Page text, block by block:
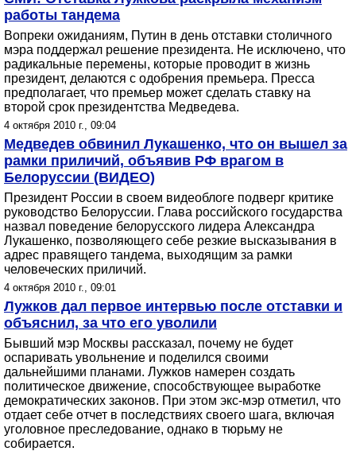
работы тандема
Вопреки ожиданиям, Путин в день отставки столичного
мэра поддержал решение президента. Не исключено, что
радикальные перемены, которые проводит в жизнь
президент, делаются с одобрения премьера. Пресса
предполагает, что премьер может сделать ставку на
второй срок президентства Медведева.
4 октября 2010 г., 09:04
Медведев обвинил Лукашенко, что он вышел за
рамки приличий, объявив РФ врагом в
Белоруссии (ВИДЕО)
Президент России в своем видеоблоге подверг критике
руководство Белоруссии. Глава российского государства
назвал поведение белорусского лидера Александра
Лукашенко, позволяющего себе резкие высказывания в
адрес правящего тандема, выходящим за рамки
человеческих приличий.
4 октября 2010 г., 09:01
Лужков дал первое интервью после отставки и
объяснил, за что его уволили
Бывший мэр Москвы рассказал, почему не будет
оспаривать увольнение и поделился своими
дальнейшими планами. Лужков намерен создать
политическое движение, способствующее выработке
демократических законов. При этом экс-мэр отметил, что
отдает себе отчет в последствиях своего шага, включая
уголовное преследование, однако в тюрьму не
собирается.